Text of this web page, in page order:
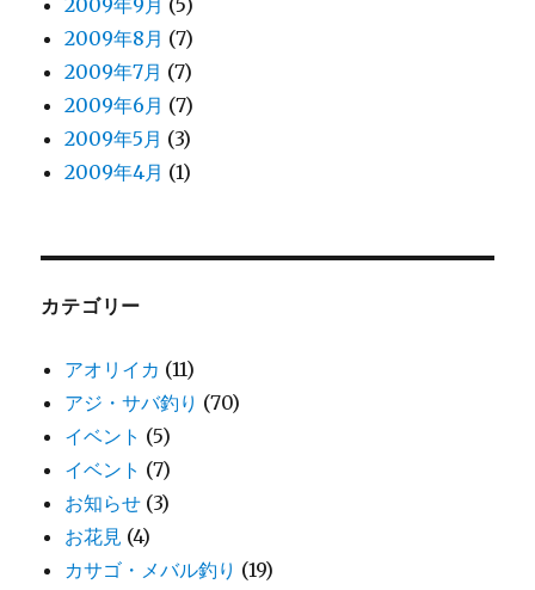
2009年9月 (5)
2009年8月 (7)
2009年7月 (7)
2009年6月 (7)
2009年5月 (3)
2009年4月 (1)
カテゴリー
アオリイカ (11)
アジ・サバ釣り (70)
イベント (5)
イベント (7)
お知らせ (3)
お花見 (4)
カサゴ・メバル釣り (19)